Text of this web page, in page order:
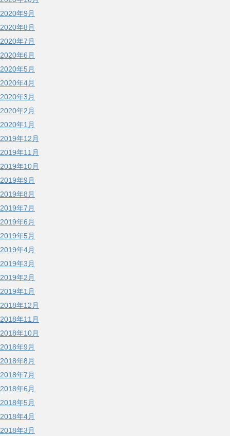
2020年9月
2020年8月
2020年7月
2020年6月
2020年5月
2020年4月
2020年3月
2020年2月
2020年1月
2019年12月
2019年11月
2019年10月
2019年9月
2019年8月
2019年7月
2019年6月
2019年5月
2019年4月
2019年3月
2019年2月
2019年1月
2018年12月
2018年11月
2018年10月
2018年9月
2018年8月
2018年7月
2018年6月
2018年5月
2018年4月
2018年3月